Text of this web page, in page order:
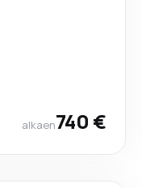
alkaen740 €